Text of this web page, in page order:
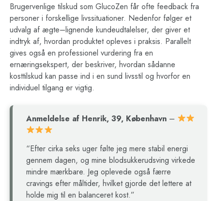
Brugervenlige tilskud som GlucoZen får ofte feedback fra
personer i forskellige livssituationer. Nedenfor følger et
udvalg af ægte–lignende kundeudtalelser, der giver et
indtryk af, hvordan produktet opleves i praksis. Parallelt
gives også en professionel vurdering fra en
ernæringsekspert, der beskriver, hvordan sådanne
kosttilskud kan passe ind i en sund livsstil og hvorfor en
individuel tilgang er vigtig.
Anmeldelse af Henrik, 39, København –
“Efter cirka seks uger følte jeg mere stabil energi
gennem dagen, og mine blodsukkerudsving virkede
mindre mærkbare. Jeg oplevede også færre
cravings efter måltider, hvilket gjorde det lettere at
holde mig til en balanceret kost.”